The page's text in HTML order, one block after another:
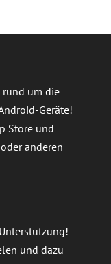
um die
Geräte!
Store und
anderen
und dazu